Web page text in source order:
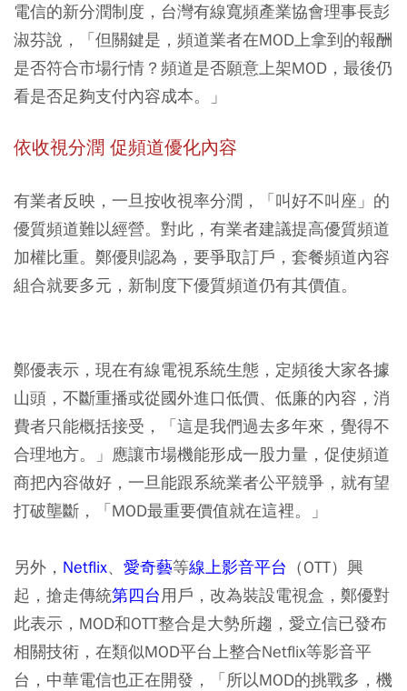
電信的新分潤制度，台灣有線寬頻產業協會理事長彭
淑芬說，「但關鍵是，頻道業者在MOD上拿到的報酬
是否符合市場行情？頻道是否願意上架MOD，最後仍
看是否足夠支付內容成本。」
依收視分潤 促頻道優化內容
有業者反映，一旦按收視率分潤，「叫好不叫座」的
優質頻道難以經營。對此，有業者建議提高優質頻道
加權比重。鄭優則認為，要爭取訂戶，套餐頻道內容
組合就要多元，新制度下優質頻道仍有其價值。
鄭優表示，現在有線電視系統生態，定頻後大家各據
山頭，不斷重播或從國外進口低價、低廉的內容，消
費者只能概括接受，「這是我們過去多年來，覺得不
合理地方。」應讓市場機能形成一股力量，促使頻道
商把內容做好，一旦能跟系統業者公平競爭，就有望
打破壟斷，「MOD最重要價值就在這裡。」
另外， Netflix、 愛奇藝等線上影音平台 （OTT）興
起，搶走傳統第四台用戶，改為裝設電視盒，鄭優對
此表示，MOD和OTT整合是大勢所趨，愛立信已發布
相關技術，在類似MOD平台上整合Netflix等影音平
台，中華電信也正在開發，「所以MOD的挑戰多，機